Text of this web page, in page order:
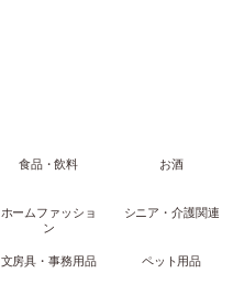
食品・飲料 お酒
ホームファッショ
ン
シニア・介護関連
文房具・事務用品 ペット用品